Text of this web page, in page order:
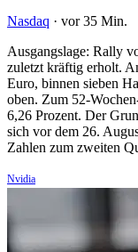
Nasdaq · vor 35 Min.
Ausgangslage: Rally
zuletzt kräftig erholt.
Euro, binnen sieben
oben. Zum 52-
6,26 Prozent. Der
sich vor dem 26.
Zahlen zum zweiten
Nvidia